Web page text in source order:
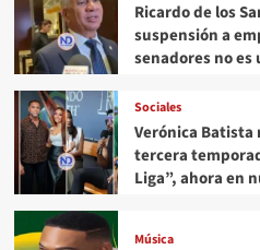
Ricardo de los
suspensión a
senadores no es
Sociales
Verónica Batista
tercera
Liga”, ahora en
Música